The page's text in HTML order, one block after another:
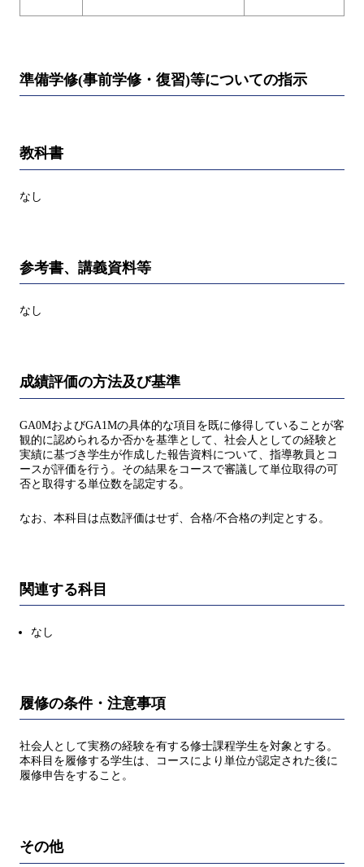
準備学修(事前学修・復習)等についての指示
教科書
なし
参考書、講義資料等
なし
成績評価の方法及び基準
GA0MおよびGA1Mの具体的な項目を既に修得していることが客
観的に認められるか否かを基準として、社会人としての経験と
実績に基づき学生が作成した報告資料について、指導教員とコ
ースが評価を行う。その結果をコースで審議して単位取得の可
否と取得する単位数を認定する。
なお、本科目は点数評価はせず、合格/不合格の判定とする。
関連する科目
なし
履修の条件・注意事項
社会人として実務の経験を有する修士課程学生を対象とする。
本科目を履修する学生は、コースにより単位が認定された後に
履修申告をすること。
その他